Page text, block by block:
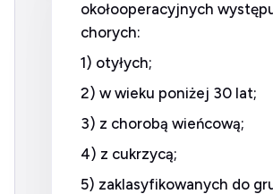
okołooperacyjnych
chorych:
1) otyłych;
2) w wieku poniżej 30 lat;
3) z chorobą wieńcową;
4) z cukrzycą;
5) zaklasyfikowanych do